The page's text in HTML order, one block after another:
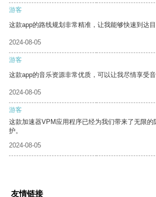
游客
这款app的路线规划非常精准，让我能够快速到达目
2024-08-05
游客
这款app的音乐资源非常优质，可以让我尽情享受音
2024-08-05
游客
这款加速器VPM应用程序已经为我们带来了无限的
护。
2024-08-05
友情链接